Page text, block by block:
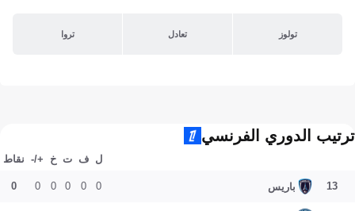
تولوز تعادل تروا
ترتيب الدوري الفرنسي
ل ف ت خ +/- نقاط
13 باريس 0
0
0
0
0
0